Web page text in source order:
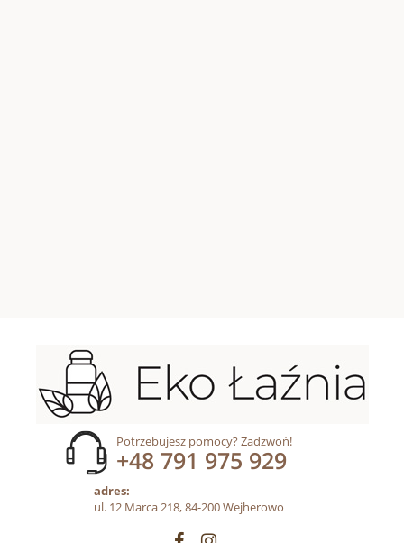
Potrzebujesz pomocy? Zadzwoń!
+48 791 975 929
adres:
ul. 12 Marca 218, 84-200 Wejherowo